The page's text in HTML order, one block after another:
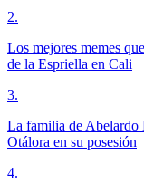
2.
Los mejores memes
de la Espriella en Cali
3.
La familia de Abelardo
Otálora en su posesión
4.